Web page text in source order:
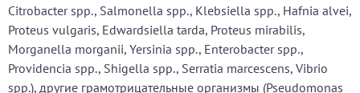
Citrobacter spp., Salmonella spp., Klebsiella spp., Hafnia alvei,
Proteus vulgaris, Edwardsiella tarda, Proteus mirabilis,
Morganella morganii, Yersinia spp., Enterobacter spp.,
Providencia spp., Shigella spp., Serratia marcescens, Vibrio
spp.), другие грамотрицательные организмы (Pseudomonas